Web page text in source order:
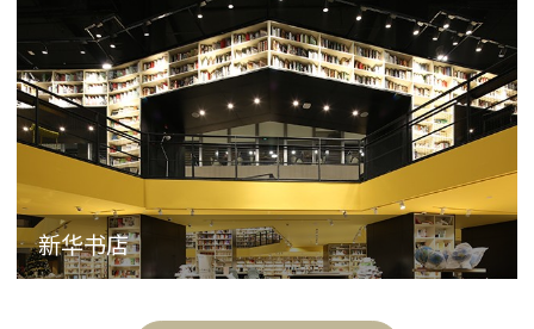
新华书店